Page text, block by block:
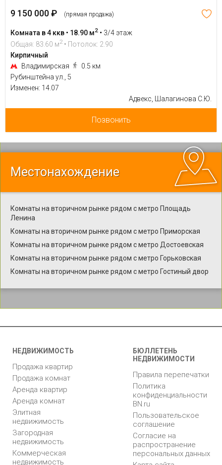
9 150 000 ₽ (прямая продажа)
Комната в 4 ккв • 18.90 м2 • 3/4 этаж
Общая: 83.60 м2 • Потолок: 2.90
Кирпичный
Владимирская
0.5 км
Рубинштейна ул., 5
Изменен: 14.07
Адвекс, Шалагинова С.Ю.
Позвонить
Местонахождение
Комнаты на вторичном рынке рядом с метро Площадь
Ленина
Комнаты на вторичном рынке рядом с метро Приморская
Комнаты на вторичном рынке рядом с метро Достоевская
Комнаты на вторичном рынке рядом с метро Горьковская
Комнаты на вторичном рынке рядом с метро Гостиный двор
НЕДВИЖИМОСТЬ
Продажа квартир
Продажа комнат
Аренда квартир
Аренда комнат
Элитная
недвижимость
Загородная
недвижимость
Коммерческая
недвижимость
БЮЛЛЕТЕНЬ
НЕДВИЖИМОСТИ
Правила перепечатки
Политика
конфиденциальности
BN.ru
Пользовательское
соглашение
Согласие на
распространение
персональных данных